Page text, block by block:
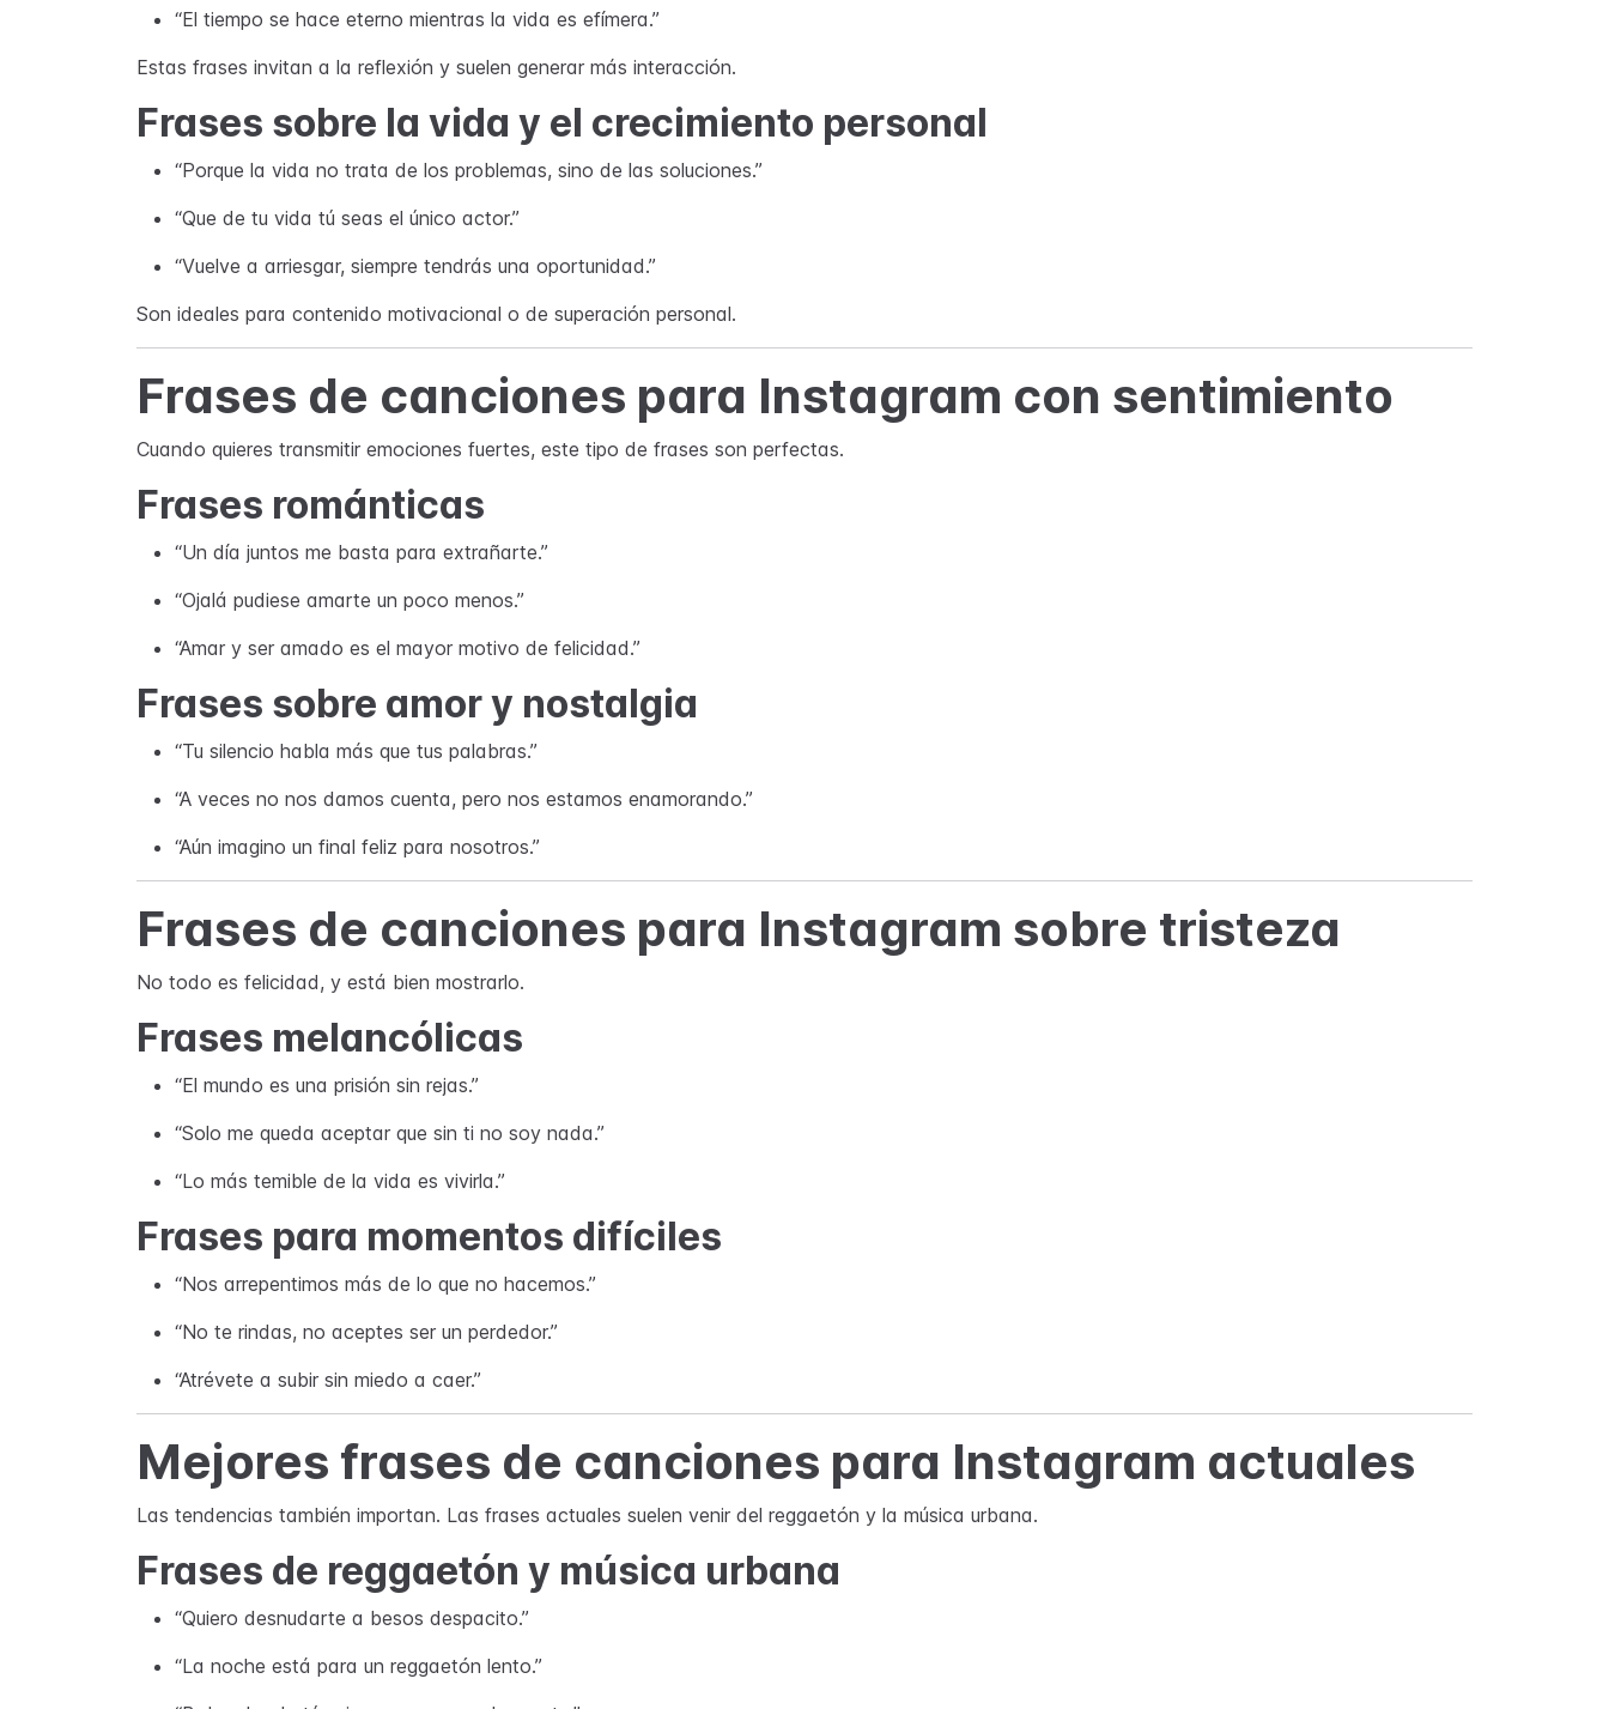
“El tiempo se hace eterno mientras la vida es efímera.”
Estas frases invitan a la reflexión y suelen generar más interacción.
Frases sobre la vida y el crecimiento personal
“Porque la vida no trata de los problemas, sino de las soluciones.”
“Que de tu vida tú seas el único actor.”
“Vuelve a arriesgar, siempre tendrás una oportunidad.”
Son ideales para contenido motivacional o de superación personal.
Frases de canciones para Instagram con sentimiento
Cuando quieres transmitir emociones fuertes, este tipo de frases son perfectas.
Frases románticas
“Un día juntos me basta para extrañarte.”
“Ojalá pudiese amarte un poco menos.”
“Amar y ser amado es el mayor motivo de felicidad.”
Frases sobre amor y nostalgia
“Tu silencio habla más que tus palabras.”
“A veces no nos damos cuenta, pero nos estamos enamorando.”
“Aún imagino un final feliz para nosotros.”
Frases de canciones para Instagram sobre tristeza
No todo es felicidad, y está bien mostrarlo.
Frases melancólicas
“El mundo es una prisión sin rejas.”
“Solo me queda aceptar que sin ti no soy nada.”
“Lo más temible de la vida es vivirla.”
Frases para momentos difíciles
“Nos arrepentimos más de lo que no hacemos.”
“No te rindas, no aceptes ser un perdedor.”
“Atrévete a subir sin miedo a caer.”
Mejores frases de canciones para Instagram actuales
Las tendencias también importan. Las frases actuales suelen venir del reggaetón y la música urbana.
Frases de reggaetón y música urbana
“Quiero desnudarte a besos despacito.”
“La noche está para un reggaetón lento.”